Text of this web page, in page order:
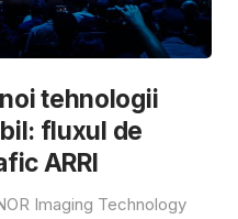
tehnologii
fluxul de
ARRI
Imaging Technology